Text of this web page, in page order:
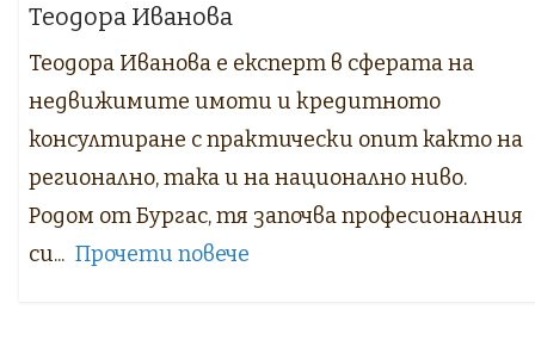
Теодора Иванова
Теодора Иванова е експерт в сферата на
недвижимите имоти и кредитното
консултиране с практически опит както на
регионално, така и на национално ниво.
Родом от Бургас, тя започва професионалния
си... Прочети повече